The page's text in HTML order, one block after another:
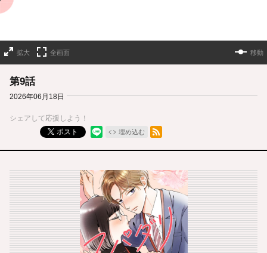
拡大 全画面 移動
第9話
2026年06月18日
シェアして応援しよう！
ポスト
埋め込む
RSSフィード